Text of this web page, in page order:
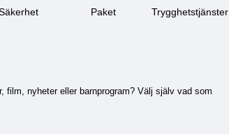
Paket Trygghetstjänster
film, nyheter eller barnprogram? Välj själv vad som